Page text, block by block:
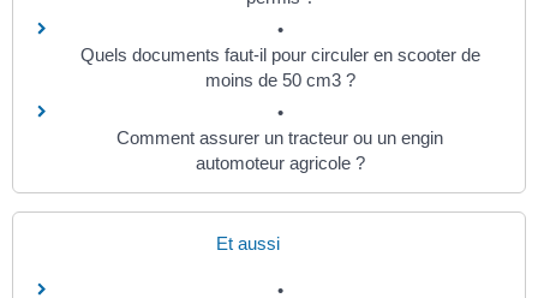
Quels documents faut-il pour circuler en scooter de
moins de 50 cm3 ?
Comment assurer un tracteur ou un engin
automoteur agricole ?
Et aussi